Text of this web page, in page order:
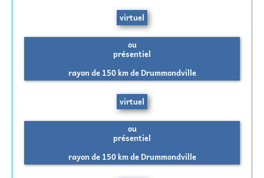
virtuel
ou
présentiel
rayon de 150 km de Drummondville
virtuel
ou
présentiel
rayon de 150 km de Drummondville